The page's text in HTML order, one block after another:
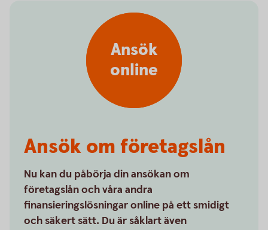
Ansök om företagslån
Nu kan du påbörja din ansökan om
företagslån och våra andra
finansieringslösningar online på ett smidigt
och säkert sätt. Du är såklart även
Ansök
online